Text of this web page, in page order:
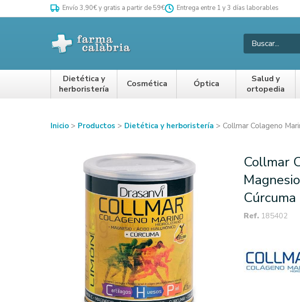
Envío 3,90€ y gratis a partir de 59€ Entrega entre 1 y 3 días laborables
Dietética y
herboristería
Cosmética Óptica
Salud y
ortopedia
Inicio Productos Dietética y herboristería Collmar Colageno
Collmar
Ref. 185402